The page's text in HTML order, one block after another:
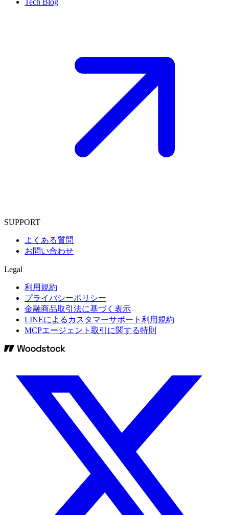
Tech Blog
SUPPORT
よくある質問
お問い合わせ
Legal
利用規約
プライバシーポリシー
金融商品取引法に基づく表示
LINEによるカスタマーサポート利用規約
MCPエージェント取引に関する特則